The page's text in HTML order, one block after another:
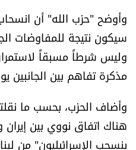
الصحافة الإسرائيلية
ثقافة وفنون
فصل من كتاب
اقرأ تضحك
وأوضح "حزب الله" أن
سيكون نتيجة للمفاوضات
وليس شرطاً مسبقاً
مذكرة تفاهم بين الجانبين
وأضاف الحزب، بحسب ما
هناك اتفاق نووي بين إيران
ينسحب الإسرائيليون" من